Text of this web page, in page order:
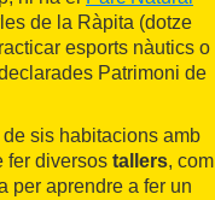
de la Ràpita (dotze
esports nàutics o
Patrimoni de
de sis habitacions amb
fer diversos tallers, com
per aprendre a fer un